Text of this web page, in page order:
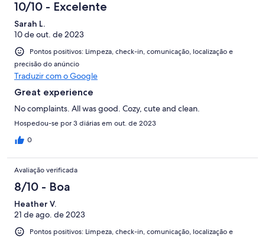
10/10 - Excelente
Sarah L.
10 de out. de 2023
Pontos positivos: Limpeza, check-in, comunicação, localização e
precisão do anúncio
Traduzir com o Google
Great experience
No complaints. All was good. Cozy, cute and clean.
Hospedou-se por 3 diárias em out. de 2023
0
Avaliação verificada
8/10 - Boa
Heather V.
21 de ago. de 2023
Pontos positivos: Limpeza, check-in, comunicação, localização e